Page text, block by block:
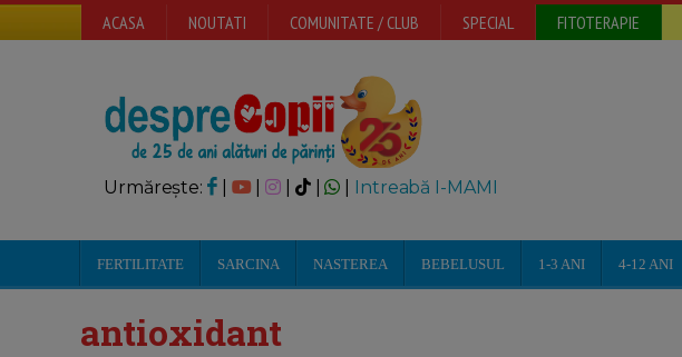
ACASA NOUTATI COMUNITATE / CLUB SPECIAL FITOTERAPIE
Urmărește: | | Intreabă I-MAMI
FERTILITATE SARCINA NASTEREA BEBELUSUL 1-3 ANI 4-12 ANI
antioxidant